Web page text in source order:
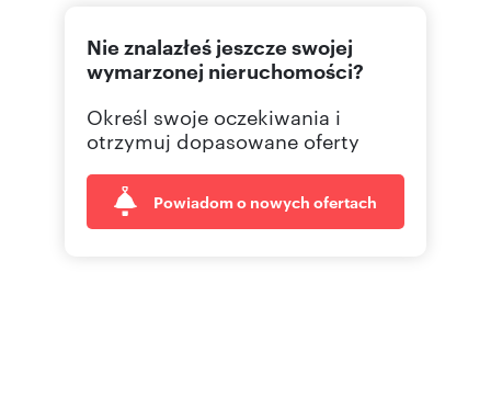
22 750 Pokaż telefon
Nie znalazłeś jeszcze swojej
wymarzonej nieruchomości?
Określ swoje oczekiwania i
otrzymuj dopasowane oferty
Powiadom o nowych ofertach